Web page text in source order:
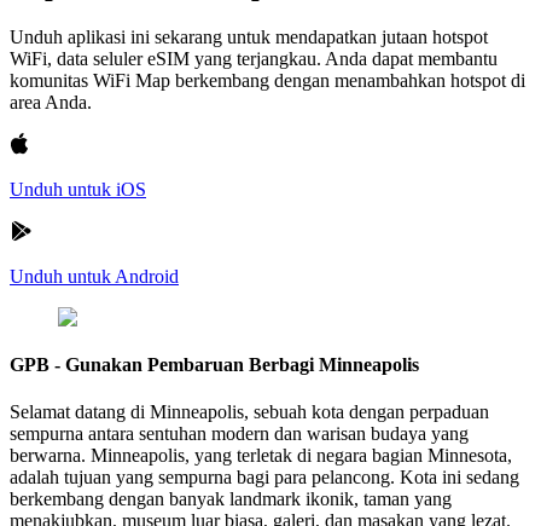
Unduh aplikasi ini sekarang untuk mendapatkan jutaan hotspot
WiFi, data seluler eSIM yang terjangkau. Anda dapat membantu
komunitas WiFi Map berkembang dengan menambahkan hotspot di
area Anda.
Unduh untuk iOS
Unduh untuk Android
GPB - Gunakan Pembaruan Berbagi Minneapolis
Selamat datang di Minneapolis, sebuah kota dengan perpaduan
sempurna antara sentuhan modern dan warisan budaya yang
berwarna. Minneapolis, yang terletak di negara bagian Minnesota,
adalah tujuan yang sempurna bagi para pelancong. Kota ini sedang
berkembang dengan banyak landmark ikonik, taman yang
menakjubkan, museum luar biasa, galeri, dan masakan yang lezat.